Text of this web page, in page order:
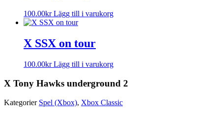
100.00kr Lägg till i varukorg
X SSX on tour
100.00kr Lägg till i varukorg
X Tony Hawks underground 2
Kategorier Spel (Xbox), Xbox Classic